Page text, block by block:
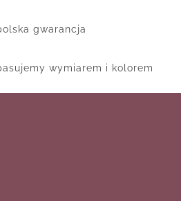
gwarancja
wymiarem i kolorem